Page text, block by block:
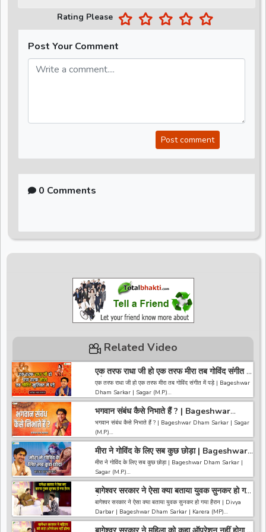
Rating Please
Post Your Comment
Post comment
0 Comments
Related Video
एक तरफ राधा जी हो एक तरफ मीरा तब गोविंद संगीत में
पड़े | Bageshwar Dham Sarkar | Sagar
(M.P.)
एक तरफ राधा जी हो एक तरफ मीरा तब गोविंद संगीत में पड़े | Bageshwar
Dham Sarkar | Sagar (M.P.)
------------------------------------------------------------------
------------------------------------
अगर आपको हमारी वीडियो अच्छी लगी तो हमारे चैनल को सब्सक्राइब करना
ना भूले और वीडियो को लाइक करे कमेंट करे और शेयर करे.
https://bit.ly/2HNBbHd
------------------------------------------------------------------
---------------------
भगवान संबंध कैसे निभाते हैं ? | Bageshwar
Dham Sarkar | Sagar (M.P.)
भगवान संबंध कैसे निभाते हैं ? | Bageshwar Dham Sarkar | Sagar
(M.P.)
------------------------------------------------------------------
------------------------------------
अगर आपको हमारी वीडियो अच्छी लगी तो हमारे चैनल को सब्सक्राइब करना
ना भूले और वीडियो को लाइक करे कमेंट करे और शेयर करे.
https://bit.ly/2HNBbHd
------------------------------------------------------------------
-----------------------------------------
मीरा ने गोविंद के लिए सब कुछ छोड़ा | Bageshwar
Dham Sarkar | Sagar (M.P.)
मीरा ने गोविंद के लिए सब कुछ छोड़ा | Bageshwar Dham Sarkar |
Sagar (M.P.)
------------------------------------------------------------------
------------------------------------
अगर आपको हमारी वीडियो अच्छी लगी तो हमारे चैनल को सब्सक्राइब करना
ना भूले और वीडियो को लाइक करे कमेंट करे और शेयर करे.
https://bit.ly/2HNBbHd
बागेश्वर सरकार ने ऐसा क्या बताया युवक सुनकर हो गया
हैरान | Divya Darbar | Bageshwar Dham |
Karera
बागेश्वर सरकार ने ऐसा क्या बताया युवक सुनकर हो गया हैरान | Divya
Darbar | Bageshwar Dham Sarkar | Karera (MP)